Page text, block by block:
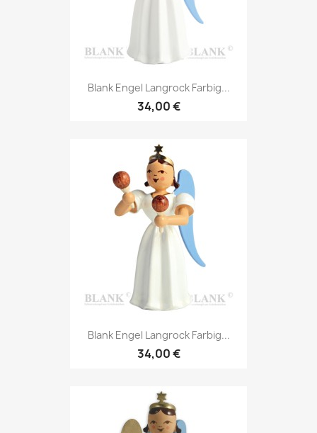
Blank Engel Langrock Farbig...
34,00 €
Blank Engel Langrock Farbig...
34,00 €